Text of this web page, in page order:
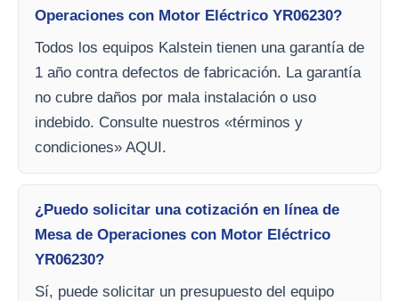
Operaciones con Motor Eléctrico YR06230?
Todos los equipos Kalstein tienen una garantía de
1 año contra defectos de fabricación. La garantía
no cubre daños por mala instalación o uso
indebido. Consulte nuestros «términos y
condiciones» AQUI.
¿Puedo solicitar una cotización en línea de
Mesa de Operaciones con Motor Eléctrico
YR06230?
Sí, puede solicitar un presupuesto del equipo